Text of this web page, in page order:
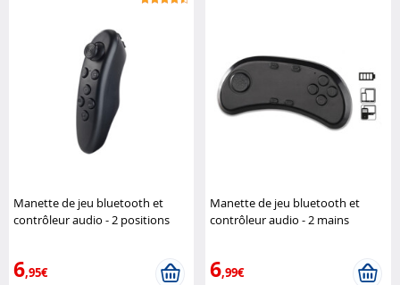
Manette de jeu bluetooth et
contrôleur audio - 2 positions
6,95€
Manette de jeu bluetooth et
contrôleur audio - 2 mains
6,99€